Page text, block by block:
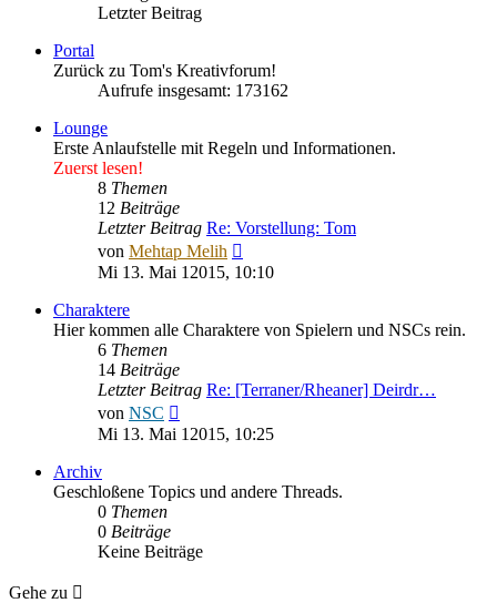
Letzter Beitrag
Portal
Zurück zu Tom's Kreativforum!
Aufrufe insgesamt: 173162
Lounge
Erste Anlaufstelle mit Regeln und Informationen.
Zuerst lesen!
8 Themen
12 Beiträge
Letzter Beitrag Re: Vorstellung: Tom
von Mehtap Melih
Beitrag
Mi 13. Mai 12015, 10:10
Charaktere
Hier kommen alle Charaktere von Spielern und NSCs rein.
6 Themen
14 Beiträge
Letzter Beitrag Re: [Terraner/Rheaner] Deirdr…
von NSC
Beitrag
Mi 13. Mai 12015, 10:25
Archiv
Geschloßene Topics und andere Threads.
0 Themen
0 Beiträge
Keine Beiträge
Gehe zu